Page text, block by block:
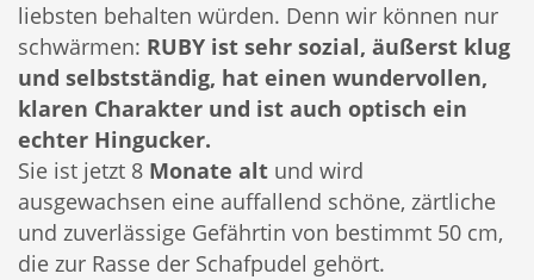
liebsten behalten würden. Denn wir können nur
schwärmen: RUBY ist sehr sozial, äußerst klug
und selbstständig, hat einen wundervollen,
klaren Charakter und ist auch optisch ein
echter Hingucker.
Sie ist jetzt 8 Monate alt und wird
ausgewachsen eine auffallend schöne, zärtliche
und zuverlässige Gefährtin von bestimmt 50 cm,
die zur Rasse der Schafpudel gehört.